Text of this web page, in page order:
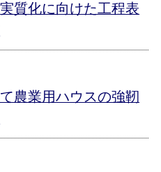
質化に向けた工程表
農業用ハウスの強靭